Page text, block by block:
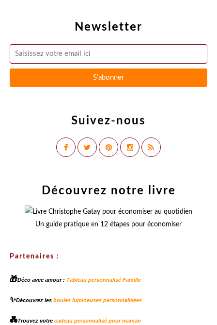
Newsletter
Suivez-nous
Découvrez notre livre
Un guide pratique en 12 étapes pour économiser
Partenaires :
🎁Déco avec amour : Tableau personnalisé Famille
✨Découvrez les boules lumineuses personnalisées
💑Trouvez votre cadeau personnalisé pour maman